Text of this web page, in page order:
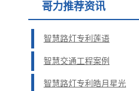
哥力推荐资讯
智慧路灯专利莲语
智慧交通工程案例
智慧路灯专利皓月星光